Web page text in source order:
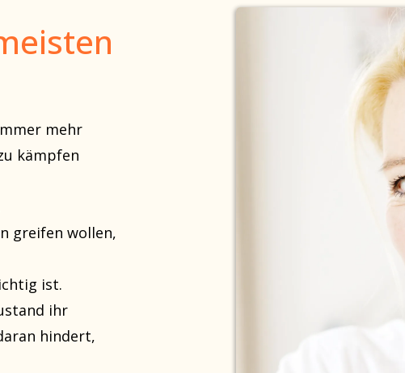
mehr
kämpfen
greifen wollen,
ist.
ihr
hindert,